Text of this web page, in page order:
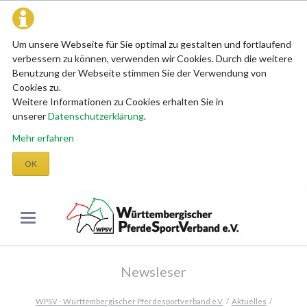
Um unsere Webseite für Sie optimal zu gestalten und fortlaufend
verbessern zu können, verwenden wir Cookies. Durch die weitere
Benutzung der Webseite stimmen Sie der Verwendung von
Cookies zu.
Weitere Informationen zu Cookies erhalten Sie in
unsererDatenschutzerklärung.
Mehr erfahren
OK
Newsleser
WPSV - Württembergischer Pferdesportverband e.V.
Aktuelles